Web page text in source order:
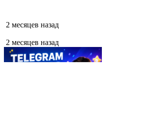
2 месяцев назад
2 месяцев назад